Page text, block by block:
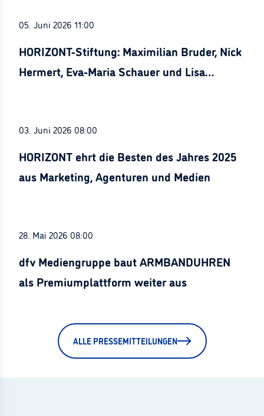
05. Juni 2026 11:00
HORIZONT-Stiftung: Maximilian Bruder, Nick
Hermert, Eva-Maria Schauer und Lisa
03. Juni 2026 08:00
HORIZONT ehrt die Besten des Jahres 2025
aus Marketing, Agenturen und Medien
28. Mai 2026 08:00
dfv Mediengruppe baut ARMBANDUHREN
als Premiumplattform weiter aus
ALLE PRESSEMITTEILUNGEN